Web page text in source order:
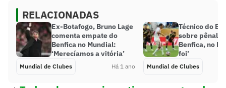
RELACIONADAS
Ex-Botafogo, Bruno Lage
comenta empate do
Benfica no Mundial:
‘Merecíamos a vitória’
Mundial de Clubes Há 1 ano
Técnico do
sobre pênalti
Benfica, no
foi’
Mundial de Clubes